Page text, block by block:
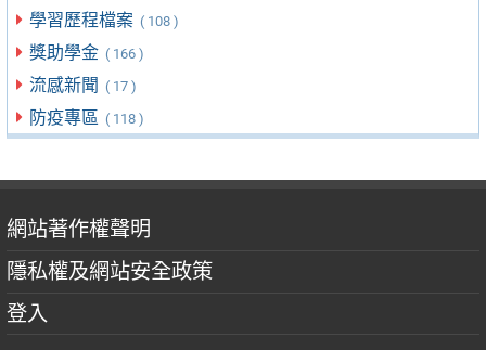
學習歷程檔案 ( 108 )
獎助學金 ( 166 )
流感新聞 ( 17 )
防疫專區 ( 118 )
網站著作權聲明
隱私權及網站安全政策
登入